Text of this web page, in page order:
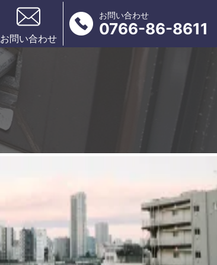
お問い合わせ
お問い合わせ
0766-86-8611